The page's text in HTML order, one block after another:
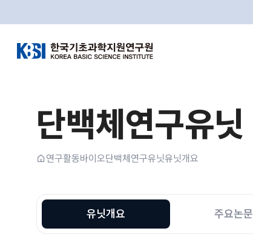
한국기초과학지원연구원
단백체연구유닛
홈
연구활동바이오단백체연구유닛유닛개요
유닛개요 주요논문